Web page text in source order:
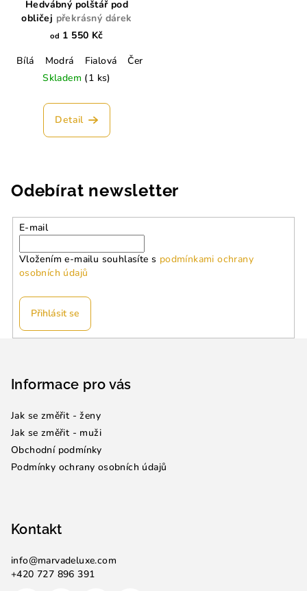
Hedvábný polštář pod
obličej překrásný dárek
od 1 550 Kč
Bílá
Modrá Fialová Červená
Skladem (1 ks)
Detail
Odebírat newsletter
E-mail
Vložením e-mailu souhlasíte s podmínkami ochrany
osobních údajů
Přihlásit se
Informace pro vás
Jak se změřit - ženy
Jak se změřit - muži
Obchodní podmínky
Podmínky ochrany osobních údajů
Kontakt
info@marvadeluxe.com
+420 727 896 391